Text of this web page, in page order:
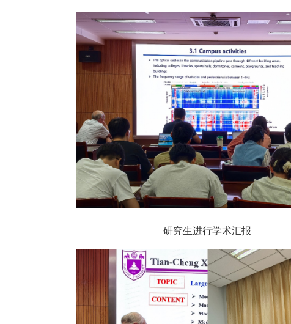
研究生进行学术汇报